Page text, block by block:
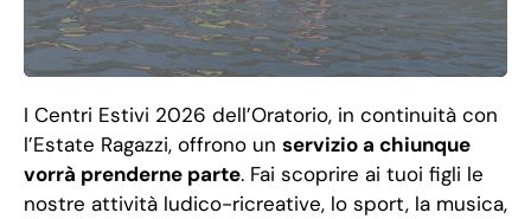
I Centri Estivi 2026 dell’Oratorio, in continuità con
l’Estate Ragazzi, offrono un servizio a chiunque
vorrà prenderne parte. Fai scoprire ai tuoi figli le
nostre attività ludico-ricreative, lo sport, la musica,